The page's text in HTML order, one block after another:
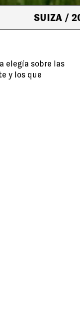
SUIZA /
elegía sobre las
y los que